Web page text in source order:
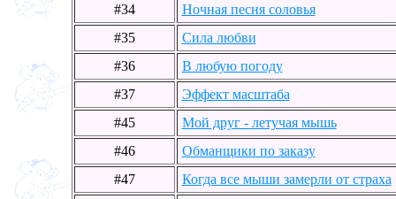
#34
Ночная песня соловья
#35
Сила любви
#36
В любую погоду
#37
Эффект масштаба
#45
Мой друг - летучая мышь
#46
Обманщики по заказу
#47
Когда все мыши замерли от страха